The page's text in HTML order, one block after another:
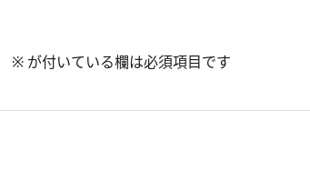
※ が付いている欄は必須項目です